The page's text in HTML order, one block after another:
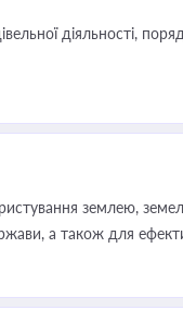
діяльності,
землею,
а також для